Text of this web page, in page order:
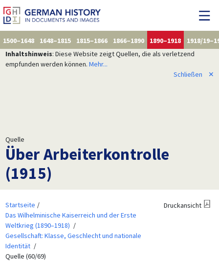
1500–1648 1648–1815 1815–1866 1866–1890 1890–1918
1918/
Inhaltshinweis: Diese Website zeigt Quellen, die als verletzend
empfunden werden können. Mehr...
Schließen
✕
Quelle
Über Arbeiterkontrolle
(1915)
Startseite
Das Wilhelminische Kaiserreich und der Erste
Weltkrieg (1890–1918)
Gesellschaft: Klasse, Geschlecht und nationale
Identität
Quelle (60/69)
Druckansicht